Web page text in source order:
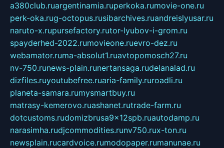
a380club.ruargentinamia.ruperkoka.rumovie-one.ru
perk-oka.rug-octopus.rusibarchives.ruandreislyusar.ru
naruto-x.rupursefactory.rutor-lyubov-i-grom.ru
spayderhed-2022.rumovieone.ruevro-dez.ru
webamator.ruma-absolut1.ruavtopomosch27.ru
nv-750.runews-plain.runertansaga.rudelanalad.ru
dizfiles.ruyoutubefree.ruaria-family.ruroadli.ru
planeta-samara.rumysmartbuy.ru
matrasy-kemerovo.ruashanet.rutrade-farm.ru
dotcustoms.rudomizbrusa9x12spb.ruautodamp.ru
narasimha.rudjcommodities.runv750.rux-ton.ru
newsplain.rucardvoice.rumodopaper.rumanunae.ru